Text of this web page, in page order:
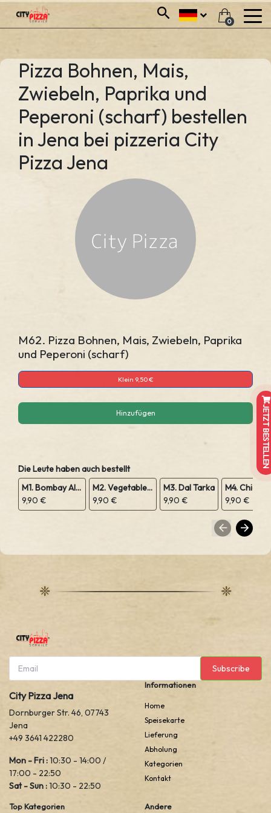
0
Pizza Bohnen, Mais,
Zwiebeln, Paprika und
Peperoni (scharf) bestellen
in Jena bei pizzeria City
Pizza Jena
M62. Pizza Bohnen, Mais, Zwiebeln, Paprika
und Peperoni (scharf)
Klein 9,50 €
Hinzufügen
Die Leute haben auch bestellt
M1. Bombay Aloo
9,90 €
M2. Vegetable Sabji
9,90 €
M3. Dal Tarka
9,90 €
M4.
9,90 €
Subscribe
City Pizza Jena
Dornburger Str. 46, 07743
Jena
+49 3641 422280
Mon - Fri :10:30 - 14:00 /
17:00 - 22:50
Sat - Sun :10:30 - 22:50
Informationen
Home
Speisekarte
Lieferung
Abholung
Kategorien
Kontakt
Top Kategorien Andere
JETZT BESTELLEN